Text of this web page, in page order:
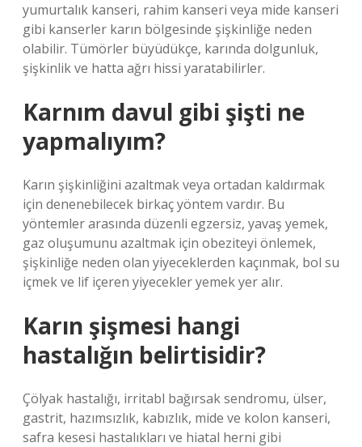
yumurtalık kanseri, rahim kanseri veya mide kanseri
gibi kanserler karın bölgesinde şişkinliğe neden
olabilir. Tümörler büyüdükçe, karında dolgunluk,
şişkinlik ve hatta ağrı hissi yaratabilirler.
Karnım davul gibi şişti ne
yapmalıyım?
Karın şişkinliğini azaltmak veya ortadan kaldırmak
için denenebilecek birkaç yöntem vardır. Bu
yöntemler arasında düzenli egzersiz, yavaş yemek,
gaz oluşumunu azaltmak için obeziteyi önlemek,
şişkinliğe neden olan yiyeceklerden kaçınmak, bol su
içmek ve lif içeren yiyecekler yemek yer alır.
Karın şişmesi hangi
hastalığın belirtisidir?
Çölyak hastalığı, irritabl bağırsak sendromu, ülser,
gastrit, hazımsızlık, kabızlık, mide ve kolon kanseri,
safra kesesi hastalıkları ve hiatal herni gibi